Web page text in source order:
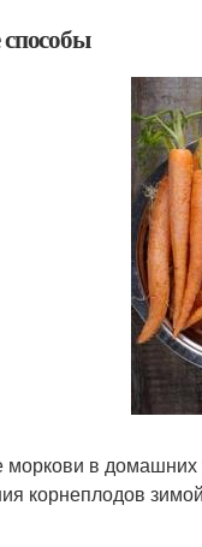
в домашних
корнеплодов